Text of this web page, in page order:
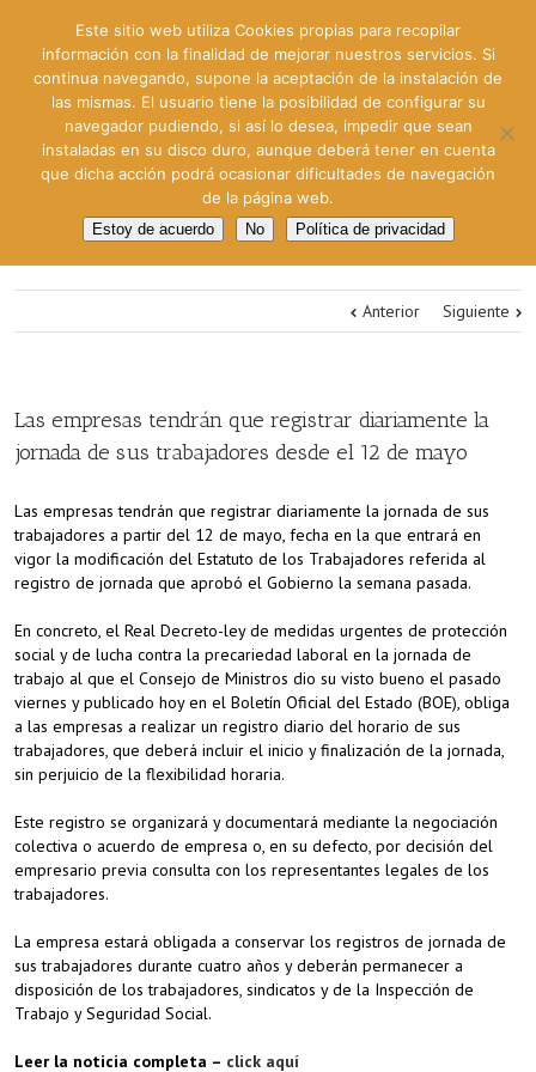
Anterior Siguiente
Las empresas tendrán que registrar diariamente la
jornada de sus trabajadores desde el 12 de mayo
Las empresas tendrán que registrar diariamente la jornada de sus
trabajadores a partir del 12 de mayo, fecha en la que entrará en
vigor la modificación del Estatuto de los Trabajadores referida al
registro de jornada que aprobó el Gobierno la semana pasada.
En concreto, el Real Decreto-ley de medidas urgentes de protección
social y de lucha contra la precariedad laboral en la jornada de
trabajo al que el Consejo de Ministros dio su visto bueno el pasado
viernes y publicado hoy en el Boletín Oficial del Estado (BOE), obliga
a las empresas a realizar un registro diario del horario de sus
trabajadores, que deberá incluir el inicio y finalización de la jornada,
sin perjuicio de la flexibilidad horaria.
Este registro se organizará y documentará mediante la negociación
colectiva o acuerdo de empresa o, en su defecto, por decisión del
empresario previa consulta con los representantes legales de los
trabajadores.
La empresa estará obligada a conservar los registros de jornada de
sus trabajadores durante cuatro años y deberán permanecer a
disposición de los trabajadores, sindicatos y de la Inspección de
Trabajo y Seguridad Social.
Leer la noticia completa – click aquí
Este sitio web utiliza Cookies propias para recopilar
información con la finalidad de mejorar nuestros servicios. Si
continua navegando, supone la aceptación de la instalación de
las mismas. El usuario tiene la posibilidad de configurar su
navegador pudiendo, si así lo desea, impedir que sean
instaladas en su disco duro, aunque deberá tener en cuenta
que dicha acción podrá ocasionar dificultades de navegación
de la página web.
Estoy de acuerdo No Política de privacidad